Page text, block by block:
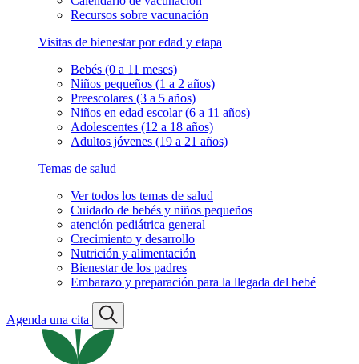
Recursos sobre vacunación
Visitas de bienestar por edad y etapa
Bebés (0 a 11 meses)
Niños pequeños (1 a 2 años)
Preescolares (3 a 5 años)
Niños en edad escolar (6 a 11 años)
Adolescentes (12 a 18 años)
Adultos jóvenes (19 a 21 años)
Temas de salud
Ver todos los temas de salud
Cuidado de bebés y niños pequeños
atención pediátrica general
Crecimiento y desarrollo
Nutrición y alimentación
Bienestar de los padres
Embarazo y preparación para la llegada del bebé
Agenda una cita